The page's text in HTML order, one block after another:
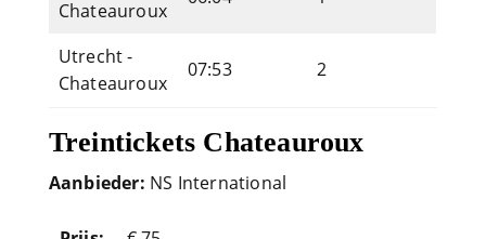
Chateauroux
Utrecht -
Chateauroux
07:53 2
Treintickets Chateauroux
Aanbieder: NS International